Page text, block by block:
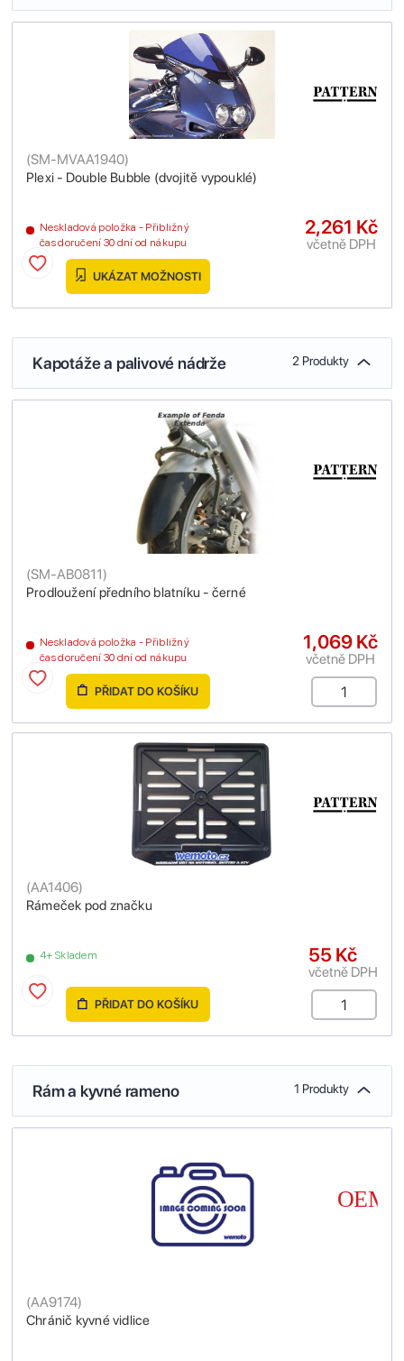
Plexi - Double Bubble (dvojitě vypouklé)
(SM-MVAA1940)
Neskladová položka - Přibližný
čas doručení 30 dní od nákupu
2,261 Kč
včetně DPH
UKÁZAT MOŽNOSTI
Kapotáže a palivové nádrže 2 Produkty
Prodloužení předního blatníku - černé
(SM-AB0811)
Neskladová položka - Přibližný
čas doručení 30 dní od nákupu
1,069 Kč
včetně DPH
PŘIDAT DO KOŠÍKU
Rámeček pod značku
(AA1406)
4+ Skladem 55 Kč
včetně DPH
PŘIDAT DO KOŠÍKU
Rám a kyvné rameno 1 Produkty
Chránič kyvné vidlice
(AA9174)